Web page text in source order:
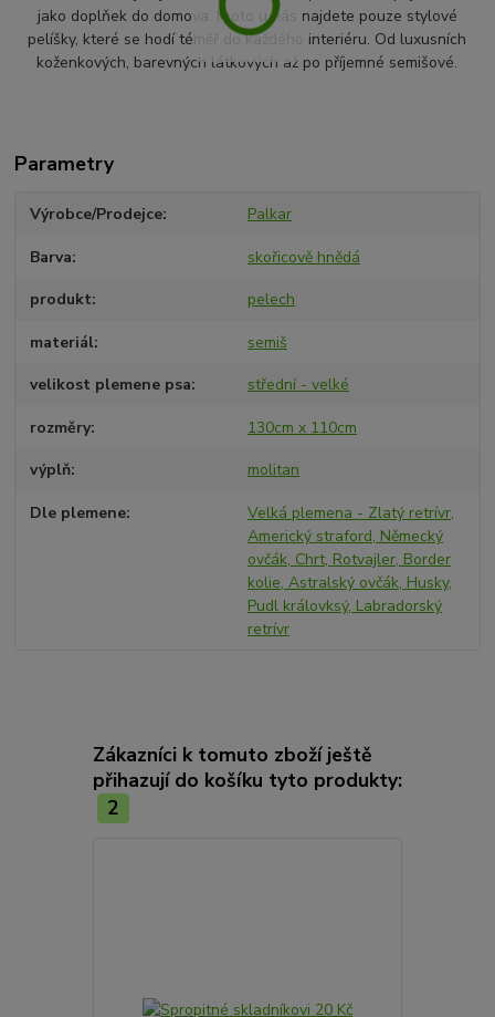
jako doplňek do domova. Proto u nás najdete pouze stylové
pelíšky, které se hodí téměř do každého interiéru. Od luxusních
koženkových, barevných látkových až po příjemné semišové.
Parametry
Výrobce/Prodejce Palkar
Barva skořicově hnědá
produkt pelech
materiál semiš
velikost plemene psa střední - velké
rozměry 130cm x 110cm
výplň molitan
Dle plemene
Velká plemena - Zlatý retrívr,
Americký straford, Německý
ovčák, Chrt, Rotvajler, Border
kolie, Astralský ovčák, Husky,
Pudl královksý, Labradorský
retrívr
Zákazníci k tomuto zboží ještě
přihazují do košíku tyto produkty:
2